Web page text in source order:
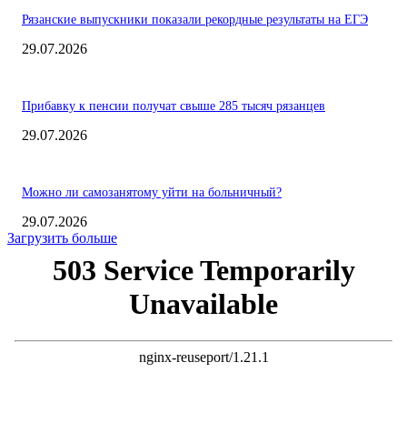
Рязанские выпускники показали рекордные результаты на ЕГЭ
29.07.2026
Прибавку к пенсии получат свыше 285 тысяч рязанцев
29.07.2026
Можно ли самозанятому уйти на больничный?
29.07.2026
Загрузить больше